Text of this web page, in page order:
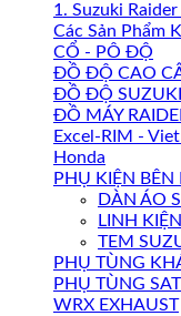
1. Suzuki
Các Sản Phẩm
CỔ - PÔ ĐỘ
ĐỒ ĐỘ CAO
ĐỒ ĐỘ SUZUKI
ĐỒ MÁY
Excel-RIM -
Honda
PHỤ KIỆN BÊN
DÀN ÁO
LINH
TEM
PHỤ TÙNG
PHỤ TÙNG
WRX EXHAUST